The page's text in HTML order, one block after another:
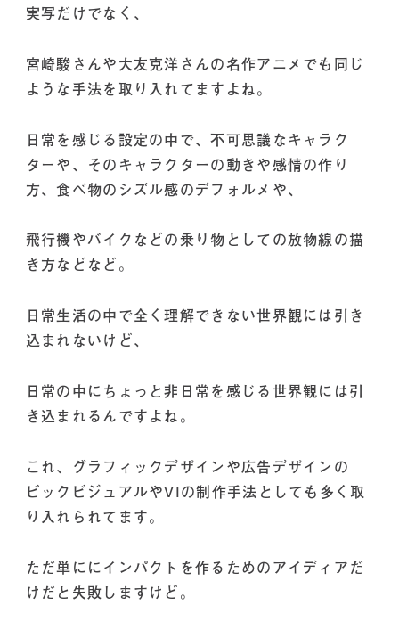
実写だけでなく、
宮崎駿さんや大友克洋さんの名作アニメでも同じ
ような手法を取り入れてますよね。
日常を感じる設定の中で、不可思議なキャラク
ターや、そのキャラクターの動きや感情の作り
方、食べ物のシズル感のデフォルメや、
飛行機やバイクなどの乗り物としての放物線の描
き方などなど。
日常生活の中で全く理解できない世界観には引き
込まれないけど、
日常の中にちょっと非日常を感じる世界観には引
き込まれるんですよね。
これ、グラフィックデザインや広告デザインの
ビックビジュアルやVIの制作手法としても多く取
り入れられてます。
ただ単ににインパクトを作るためのアイディアだ
けだと失敗しますけど。